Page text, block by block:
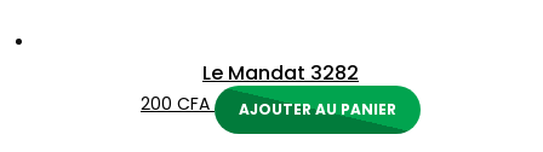
Le Mandat 3282
200 CFA AJOUTER AU PANIER